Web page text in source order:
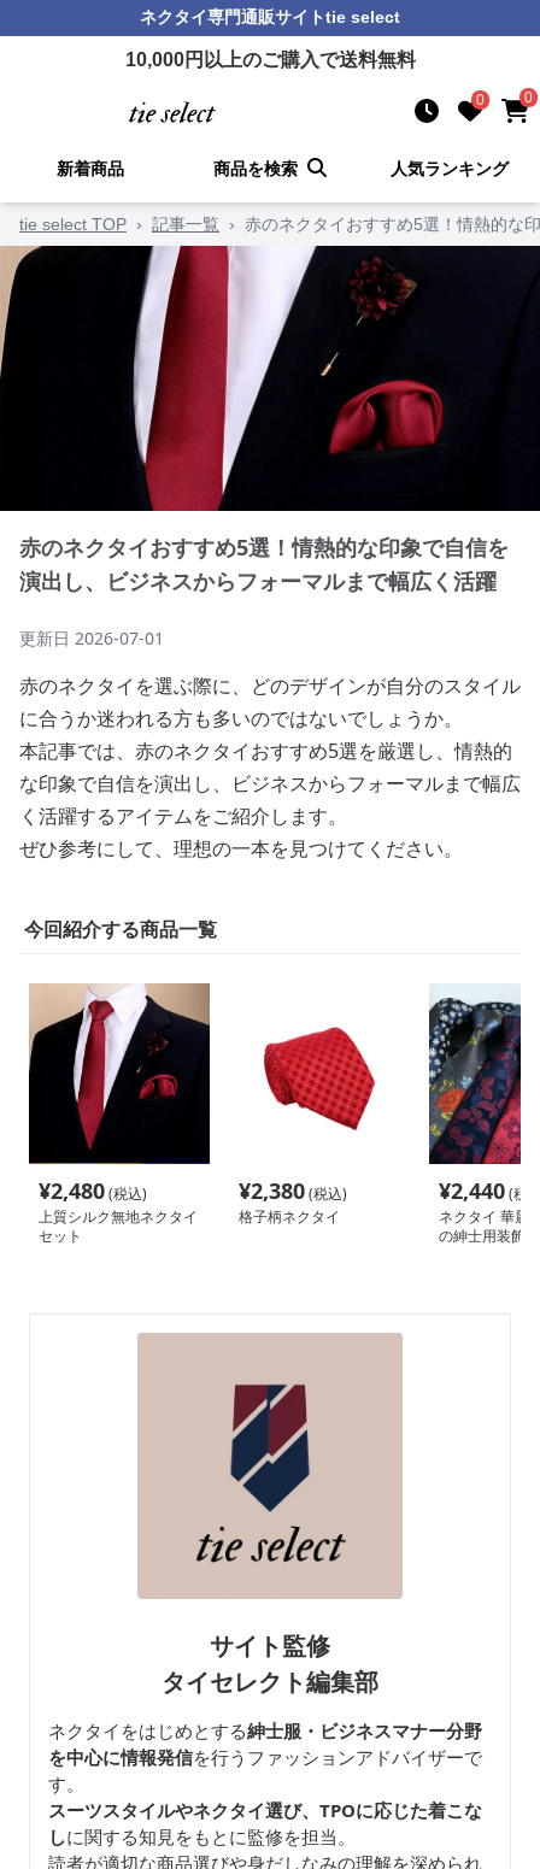
ネクタイ専門通販サイトtie select
10,000円以上のご購入で送料無料
0 0
新着商品 商品を検索 人気ランキング
tie select TOP › 記事一覧 › 赤のネクタイおすすめ5選！情熱的な
赤のネクタイおすすめ5選！情熱的な印象で自信を
演出し、ビジネスからフォーマルまで幅広く活躍
更新日 2026-07-01
赤のネクタイを選ぶ際に、どのデザインが自分のスタイル
に合うか迷われる方も多いのではないでしょうか。
本記事では、赤のネクタイおすすめ5選を厳選し、情熱的
な印象で自信を演出し、ビジネスからフォーマルまで幅広
く活躍するアイテムをご紹介します。
ぜひ参考にして、理想の一本を見つけてください。
今回紹介する商品一覧
¥2,480(税込)
上質シルク無地ネクタイ
セット
¥2,380(税込)
格子柄ネクタイ
¥2,440(税
ネクタイ 華麗
の紳士用装飾品
サイト監修
タイセレクト編集部
ネクタイをはじめとする紳士服・ビジネスマナー分野
を中心に情報発信を行うファッションアドバイザーで
す。
スーツスタイルやネクタイ選び、TPOに応じた着こな
しに関する知見をもとに監修を担当。
読者が適切な商品選びや身だしなみの理解を深められ